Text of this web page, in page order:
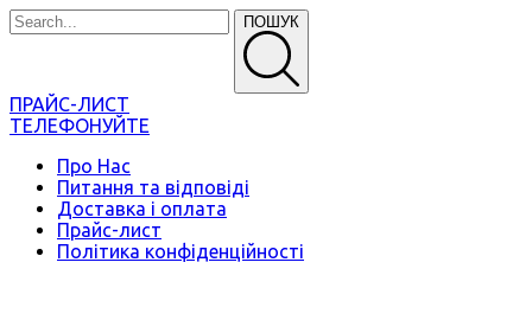
ПОШУК
ПРАЙС-ЛИСТ
ТЕЛЕФОНУЙТЕ
Про Нас
Питання та відповіді
Доставка і оплата
Прайс-лист
Політика конфіденційності